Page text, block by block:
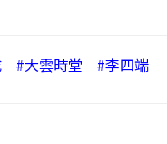
#大雲時堂 #李四端